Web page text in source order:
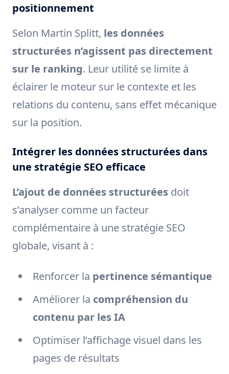
positionnement
Selon Martin Splitt, les données
structurées n’agissent pas directement
sur le ranking. Leur utilité se limite à
éclairer le moteur sur le contexte et les
relations du contenu, sans effet mécanique
sur la position.
Intégrer les données structurées dans
une stratégie SEO efficace
L’ajout de données structurées doit
s’analyser comme un facteur
complémentaire à une stratégie SEO
globale, visant à :
Renforcer la pertinence sémantique
Améliorer la compréhension du
contenu par les IA
Optimiser l’affichage visuel dans les
pages de résultats